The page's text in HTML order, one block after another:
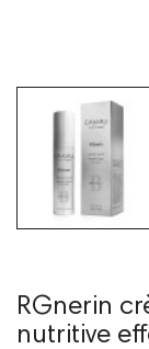
RGnerin
nutritive